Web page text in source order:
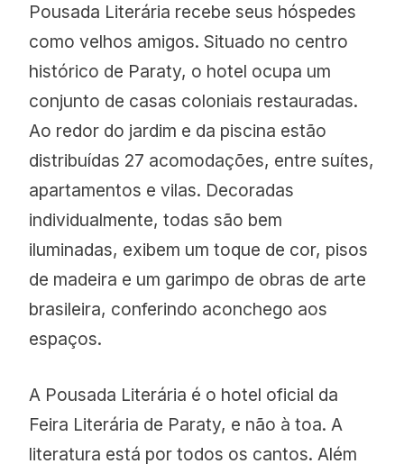
Pousada Literária recebe seus hóspedes
como velhos amigos. Situado no centro
histórico de Paraty, o hotel ocupa um
conjunto de casas coloniais restauradas.
Ao redor do jardim e da piscina estão
distribuídas 27 acomodações, entre suítes,
apartamentos e vilas. Decoradas
individualmente, todas são bem
iluminadas, exibem um toque de cor, pisos
de madeira e um garimpo de obras de arte
brasileira, conferindo aconchego aos
espaços.
A Pousada Literária é o hotel oficial da
Feira Literária de Paraty, e não à toa. A
literatura está por todos os cantos. Além